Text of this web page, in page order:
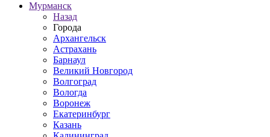
Мурманск
Назад
Города
Архангельск
Астрахань
Барнаул
Великий Новгород
Волгоград
Вологда
Воронеж
Екатеринбург
Казань